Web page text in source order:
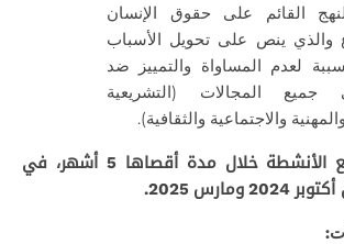
القائم على حقوق الإنسان
والذي ينص على تحويل الأسباب
لعدم المساواة والتمييز ضد
جميع المجالات (التشريعية
والاجتماعية والثقافية).
يجب أن تنجز جميع الأنشطة خلال مدة أقصاها 5 أشهر، في
أكتوبر 2024 ومارس 2025 .